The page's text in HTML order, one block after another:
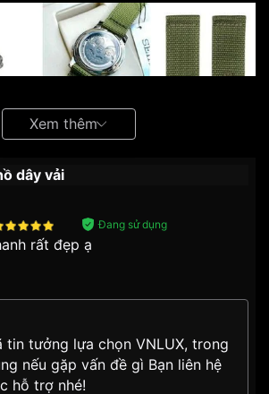
sử dụng bởi quân đội Anh trong
tranh. Dây vải được ưa chuộng
nhàng, giúp di chuyển linh hoạt và
Sau đó, đồng hồ dây vảidần phổ
sự và trở thành một xu hướng thời
Xem thêm
dây vải
Đang sử dụng
rất đẹp ạ
tin tưởng lựa chọn VNLUX, trong
nếu gặp vấn đề gì Bạn liên hệ
hỗ trợ nhé!